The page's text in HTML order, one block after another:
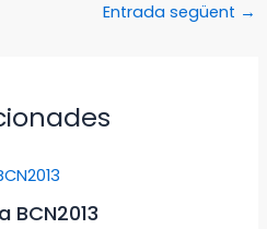
Entrada següent →
BCN2013